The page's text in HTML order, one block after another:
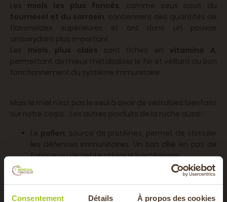
Consentement Détails À propos des cookies
Les miels les plus foncés, comme ceux issus du
tournesol et du sarrasin, contiennent des quantités de
flavonoïdes supérieures et ont donc un pouvoir
antioxydant plus important.
Les miels plus clairs sont riches en vitamine A,
permettant de mieux métaboliser le fer et veillant au bon
fonctionnement du système immunitaire.
Mais le miel n’est pas le seul à avoir de véritables bienfaits
sur notre corps... Les autres produits de la ruche aussi :
Le pollen, source de protéines, permet de stimuler
les défenses immunitaires. Un bon allié en cas de
fatigue ou de petite attaque bactérienne.
joue également le rôle de fortifiant